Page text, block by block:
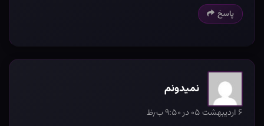
پاسخ
نمیدونم
۶ اردیبهشت ۰۵ در ۹:۵۰ ب٫ظ